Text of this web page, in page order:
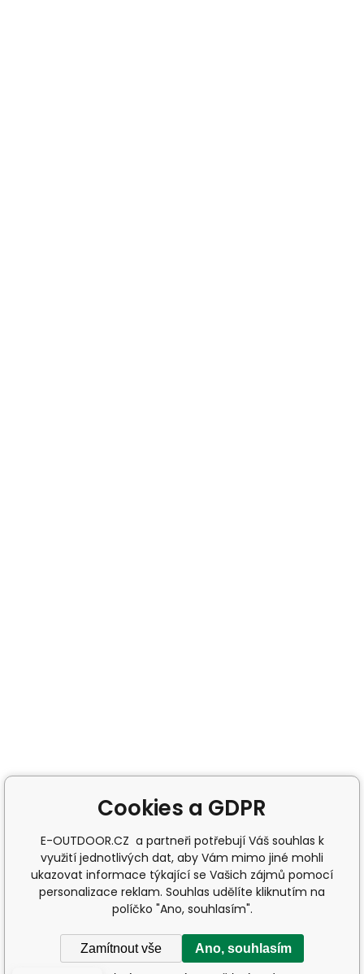
Cookies a GDPR
E-OUTDOOR.CZ a partneři potřebují Váš souhlas k
využití jednotlivých dat, aby Vám mimo jiné mohli
ukazovat informace týkající se Vašich zájmů pomocí
personalizace reklam. Souhlas udělíte kliknutím na
políčko "Ano, souhlasím".
Zamítnout vše Ano, souhlasím